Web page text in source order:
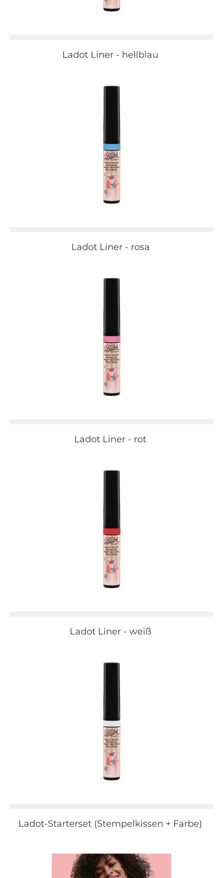
Ladot Liner - hellblau
Ladot Liner - rosa
Ladot Liner - rot
Ladot Liner - weiß
Ladot-Starterset (Stempelkissen + Farbe)